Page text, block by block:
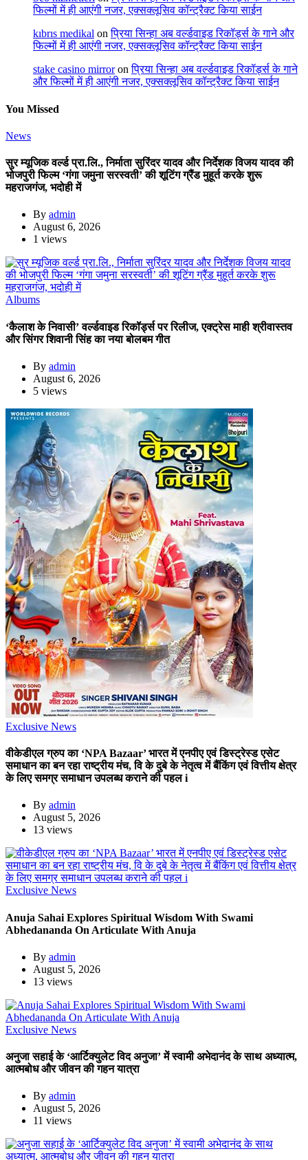
फिल्मों में ही आएंगी नजर, एक्सक्लूसिव कॉन्ट्रैक्ट किया साईन
kıbrıs medikal onप्रिया सिन्हा अब वर्ल्डवाइड रिकॉर्ड्स के गाने और
फिल्मों में ही आएंगी नजर, एक्सक्लूसिव कॉन्ट्रैक्ट किया साईन
stake casino mirroronप्रिया सिन्हा अब वर्ल्डवाइड रिकॉर्ड्स के गाने
और फिल्मों में ही आएंगी नजर, एक्सक्लूसिव कॉन्ट्रैक्ट किया साईन
You Missed
News
सुर म्यूजिक वर्ल्ड प्रा.लि., निर्माता सुरिंदर यादव और निर्देशक विजय यादव की
भोजपुरी फिल्म ‘गंगा जमुना सरस्वती’ की शूटिंग ग्रैंड मुहूर्त करके शुरू
महराजगंज, भदोही में
By admin
August 6, 2026
1 views
Albums
‘कैलाश के निवासी’ वर्ल्डवाइड रिकॉर्ड्स पर रिलीज, एक्ट्रेस माही श्रीवास्तव
और सिंगर शिवानी सिंह का नया बोलबम गीत
By admin
August 6, 2026
5 views
Exclusive News
वीकेडीएल ग्रुप का ‘NPA Bazaar’ भारत में एनपीए एवं डिस्ट्रेस्ड एसेट
समाधान का बन रहा राष्ट्रीय मंच, वि के दुबे के नेतृत्व में बैंकिंग एवं वित्तीय क्षेत्र
के लिए समग्र समाधान उपलब्ध कराने की पहल i
By admin
August 5, 2026
13 views
Exclusive News
Anuja Sahai Explores Spiritual Wisdom With Swami
Abhedananda On Articulate With Anuja
By admin
August 5, 2026
13 views
Exclusive News
अनुजा सहाई के ‘आर्टिक्युलेट विद अनुजा’ में स्वामी अभेदानंद के साथ अध्यात्म,
आत्मबोध और जीवन की गहन यात्रा
By admin
August 5, 2026
11 views